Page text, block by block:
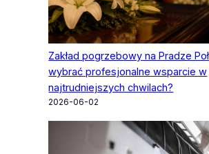
Zakład pogrzebowy na Pradze
wybrać profesjonalne wsparcie w
najtrudniejszych chwilach?
2026-06-02